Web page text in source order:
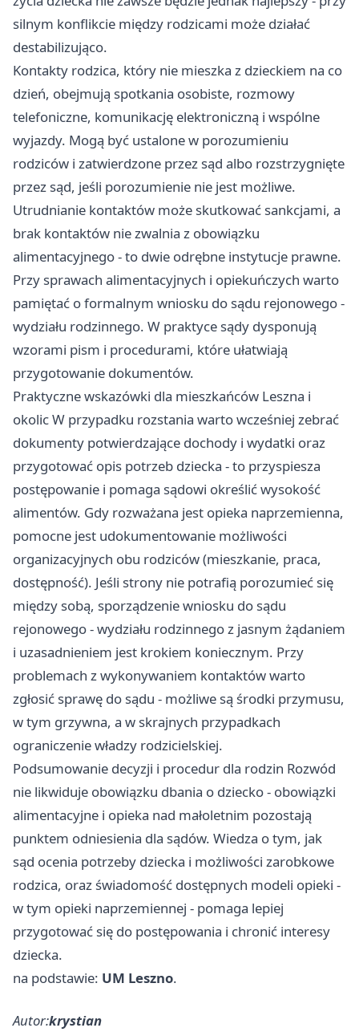
silnym konflikcie między rodzicami może działać
destabilizująco.
Kontakty rodzica, który nie mieszka z dzieckiem na co
dzień, obejmują spotkania osobiste, rozmowy
telefoniczne, komunikację elektroniczną i wspólne
wyjazdy. Mogą być ustalone w porozumieniu
rodziców i zatwierdzone przez sąd albo rozstrzygnięte
przez sąd, jeśli porozumienie nie jest możliwe.
Utrudnianie kontaktów może skutkować sankcjami, a
brak kontaktów nie zwalnia z obowiązku
alimentacyjnego - to dwie odrębne instytucje prawne.
Przy sprawach alimentacyjnych i opiekuńczych warto
pamiętać o formalnym wniosku do sądu rejonowego -
wydziału rodzinnego. W praktyce sądy dysponują
wzorami pism i procedurami, które ułatwiają
przygotowanie dokumentów.
Praktyczne wskazówki dla mieszkańców Leszna i
okolic W przypadku rozstania warto wcześniej zebrać
dokumenty potwierdzające dochody i wydatki oraz
przygotować opis potrzeb dziecka - to przyspiesza
postępowanie i pomaga sądowi określić wysokość
alimentów. Gdy rozważana jest opieka naprzemienna,
pomocne jest udokumentowanie możliwości
organizacyjnych obu rodziców (mieszkanie, praca,
dostępność). Jeśli strony nie potrafią porozumieć się
między sobą, sporządzenie wniosku do sądu
rejonowego - wydziału rodzinnego z jasnym żądaniem
i uzasadnieniem jest krokiem koniecznym. Przy
problemach z wykonywaniem kontaktów warto
zgłosić sprawę do sądu - możliwe są środki przymusu,
w tym grzywna, a w skrajnych przypadkach
ograniczenie władzy rodzicielskiej.
Podsumowanie decyzji i procedur dla rodzin Rozwód
nie likwiduje obowiązku dbania o dziecko - obowiązki
alimentacyjne i opieka nad małoletnim pozostają
punktem odniesienia dla sądów. Wiedza o tym, jak
sąd ocenia potrzeby dziecka i możliwości zarobkowe
rodzica, oraz świadomość dostępnych modeli opieki -
w tym opieki naprzemiennej - pomaga lepiej
przygotować się do postępowania i chronić interesy
dziecka.
na podstawie: UM Leszno.
Autor:krystian